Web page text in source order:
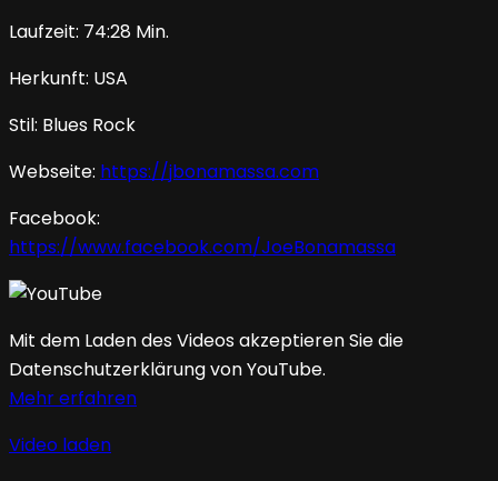
Laufzeit: 74:28 Min.
Herkunft: USA
Stil: Blues Rock
Webseite: https://jbonamassa.com
Facebook:
https://www.facebook.com/JoeBonamassa
Mit dem Laden des Videos akzeptieren Sie die
Datenschutzerklärung von YouTube.
Mehr erfahren
Video laden